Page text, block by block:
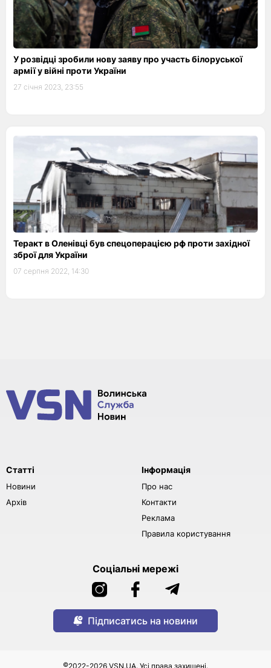
У розвідці зробили нову заяву про участь білоруської
армії у війні проти України
27 січня 2023, 23:55
Теракт в Оленівці був спецоперацією рф проти західної
зброї для України
07 серпня 2022, 14:30
Статті
Новини
Архів
Інформація
Про нас
Контакти
Реклама
Правила користування
Соціальні мережі
Підписатись на новини
©2022-2026 VSN.UA. Усі права захищені.